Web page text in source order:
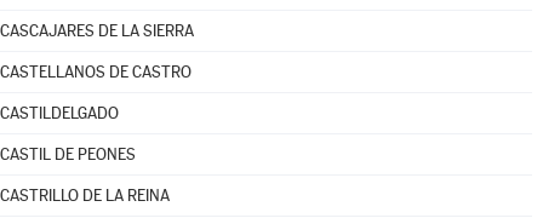
CASCAJARES DE LA SIERRA
CASTELLANOS DE CASTRO
CASTILDELGADO
CASTIL DE PEONES
CASTRILLO DE LA REINA